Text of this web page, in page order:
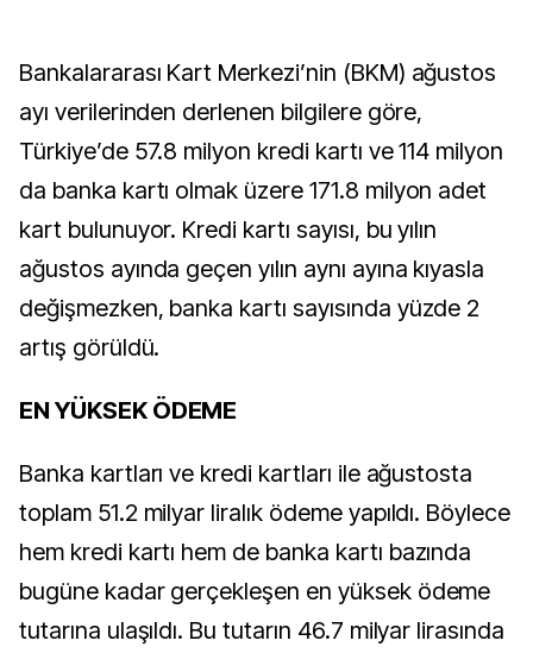
Bankalararası Kart Merkezi’nin (BKM) ağustos
ayı verilerinden derlenen bilgilere göre,
Türkiye’de 57.8 milyon kredi kartı ve 114 milyon
da banka kartı olmak üzere 171.8 milyon adet
kart bulunuyor. Kredi kartı sayısı, bu yılın
ağustos ayında geçen yılın aynı ayına kıyasla
değişmezken, banka kartı sayısında yüzde 2
artış görüldü.
EN YÜKSEK ÖDEME
Banka kartları ve kredi kartları ile ağustosta
toplam 51.2 milyar liralık ödeme yapıldı. Böylece
hem kredi kartı hem de banka kartı bazında
bugüne kadar gerçekleşen en yüksek ödeme
tutarına ulaşıldı. Bu tutarın 46.7 milyar lirasında